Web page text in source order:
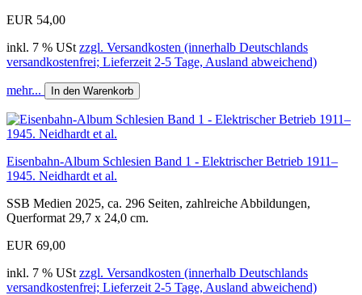
EUR 54,00
inkl. 7 % USt zzgl. Versandkosten (innerhalb Deutschlands
versandkostenfrei; Lieferzeit 2-5 Tage, Ausland abweichend)
mehr... In den Warenkorb
Eisenbahn-Album Schlesien Band 1 - Elektrischer Betrieb 1911–
1945. Neidhardt et al.
SSB Medien 2025, ca. 296 Seiten, zahlreiche Abbildungen,
Querformat 29,7 x 24,0 cm.
EUR 69,00
inkl. 7 % USt zzgl. Versandkosten (innerhalb Deutschlands
versandkostenfrei; Lieferzeit 2-5 Tage, Ausland abweichend)